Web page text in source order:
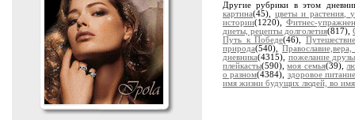
Другие рубрики в этом
картина(45),цветы и растения,
истории(1220), Фитнес-
диеты, рецепты долголетия(817),
Путь к Победе(46),
природа(540),
дневника(4315), пожелание
плейкасты(590),моя семья(39),
о разном(4384), здоровое
имя жизни будущих людей, во